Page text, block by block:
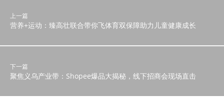
上一篇
营养+运动：臻高壮联合带你飞体育双保障助力儿童健康成长
下一篇
聚焦义乌产业带：Shopee爆品大揭秘，线下招商会现场直击